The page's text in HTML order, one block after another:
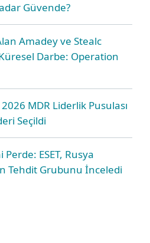
Güvende?
Amadey ve Stealc
Küresel Darbe: Operation
MDR Liderlik Pusulası
Seçildi
ESET, Rusya
Tehdit Grubunu İnceledi